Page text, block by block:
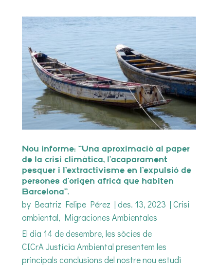
Nou informe: “Una aproximació al paper
de la crisi climàtica, l’acaparament
pesquer i l’extractivisme en l’expulsió de
persones d’origen africà que habiten
Barcelona”.
by Beatriz Felipe Pérez | des. 13, 2023 | Crisi
ambiental, Migraciones Ambientales
El dia 14 de desembre, les sòcies de
CICrA Justícia Ambiental presentem les
principals conclusions del nostre nou estudi